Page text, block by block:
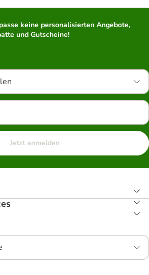
keine personalisierten Angebote,
und Gutscheine!
Jetzt anmelden